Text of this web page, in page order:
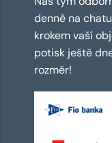
denně na
krokem vaší
potisk ještě
rozměr!